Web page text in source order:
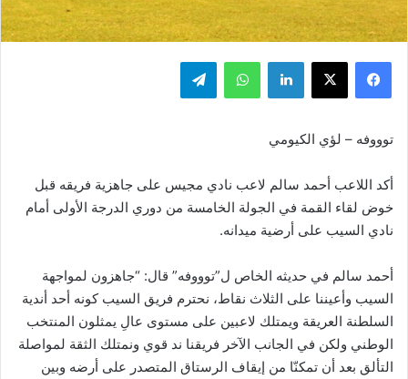
فيسبوك ‫X لينكدإن واتساب تيلقرام
توووفه – لؤي الكيومي
أكد اللاعب أحمد سالم لاعب نادي مجيس على جاهزية فريقه قبل
خوض لقاء القمة في الجولة الخامسة من دوري الدرجة الأولى أمام
نادي السيب على أرضية ميدانه.
أحمد سالم في حديثه الخاص ل”توووفه” قال: “جاهزون لمواجهة
السيب وأعيننا على الثلاث نقاط، نحترم فريق السيب كونه أحد أندية
السلطنة العريقة ويمتلك لاعبين على مستوى عالِ يمثلون المنتخب
الوطني ولكن في الجانب الآخر فريقنا ند قوي ونمتلك الثقة لمواصلة
التألق بعد أن تمكنّا من إيقاف الرستاق المتصدر على أرضه وبين